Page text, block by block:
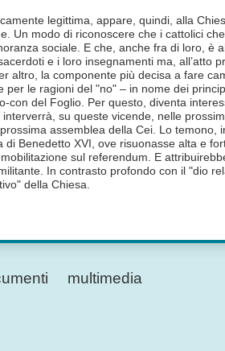
legittima, appare, quindi, alla
Un modo di riconoscere che i cattolici
sociale. E che, anche fra di loro, è
e i loro insegnamenti ma, all’atto
altro, la componente più decisa a fare
per le ragioni del "no" – in nome dei
con del Foglio. Per questo, diventa
su queste vicende, nelle
assemblea della Cei. Lo temono,
di Benedetto XVI, ove risuonasse alta e
sul referendum. E
In contrasto profondo con il "dio
della Chiesa.
multimedia